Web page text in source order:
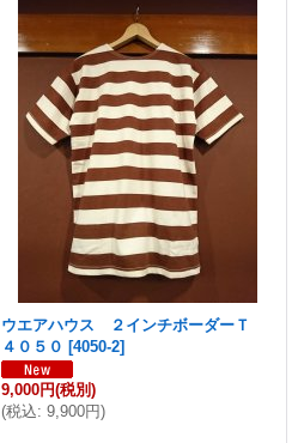
ウエアハウス ２インチボーダーＴ
４０５０ [4050-2]
9,000円(税別)
(税込: 9,900円)